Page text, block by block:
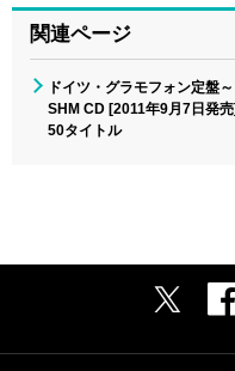
関連ページ
ドイツ・グラモフォン定盤～
SHM CD [2011年9月7日発
50タイトル